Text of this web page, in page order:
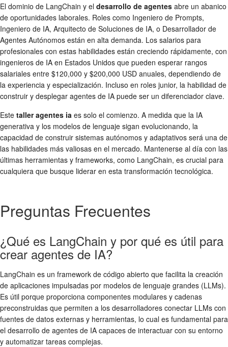
El dominio de LangChain y el desarrollo de agentes abre un abanico
de oportunidades laborales. Roles como Ingeniero de Prompts,
Ingeniero de IA, Arquitecto de Soluciones de IA, o Desarrollador de
Agentes Autónomos están en alta demanda. Los salarios para
profesionales con estas habilidades están creciendo rápidamente, con
ingenieros de IA en Estados Unidos que pueden esperar rangos
salariales entre $120,000 y $200,000 USD anuales, dependiendo de
la experiencia y especialización. Incluso en roles junior, la habilidad de
construir y desplegar agentes de IA puede ser un diferenciador clave.
Este taller agentes ia es solo el comienzo. A medida que la IA
generativa y los modelos de lenguaje sigan evolucionando, la
capacidad de construir sistemas autónomos y adaptativos será una de
las habilidades más valiosas en el mercado. Mantenerse al día con las
últimas herramientas y frameworks, como LangChain, es crucial para
cualquiera que busque liderar en esta transformación tecnológica.
Preguntas Frecuentes
¿Qué es LangChain y por qué es útil para
crear agentes de IA?
LangChain es un framework de código abierto que facilita la creación
de aplicaciones impulsadas por modelos de lenguaje grandes (LLMs).
Es útil porque proporciona componentes modulares y cadenas
preconstruidas que permiten a los desarrolladores conectar LLMs con
fuentes de datos externas y herramientas, lo cual es fundamental para
el desarrollo de agentes de IA capaces de interactuar con su entorno
y automatizar tareas complejas.